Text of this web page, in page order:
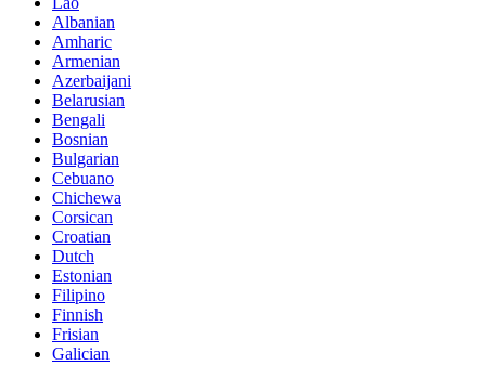
Albanian
Amharic
Armenian
Azerbaijani
Belarusian
Bengali
Bosnian
Bulgarian
Cebuano
Chichewa
Corsican
Croatian
Dutch
Estonian
Filipino
Finnish
Frisian
Galician